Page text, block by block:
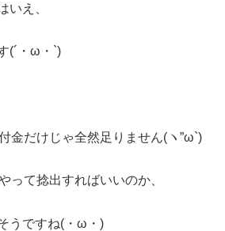
いえ、
(´・ω・`)
金だけじゃ全然足りません(ヽ”ω`)
って捻出すればいいのか、
うですね(・ω・)